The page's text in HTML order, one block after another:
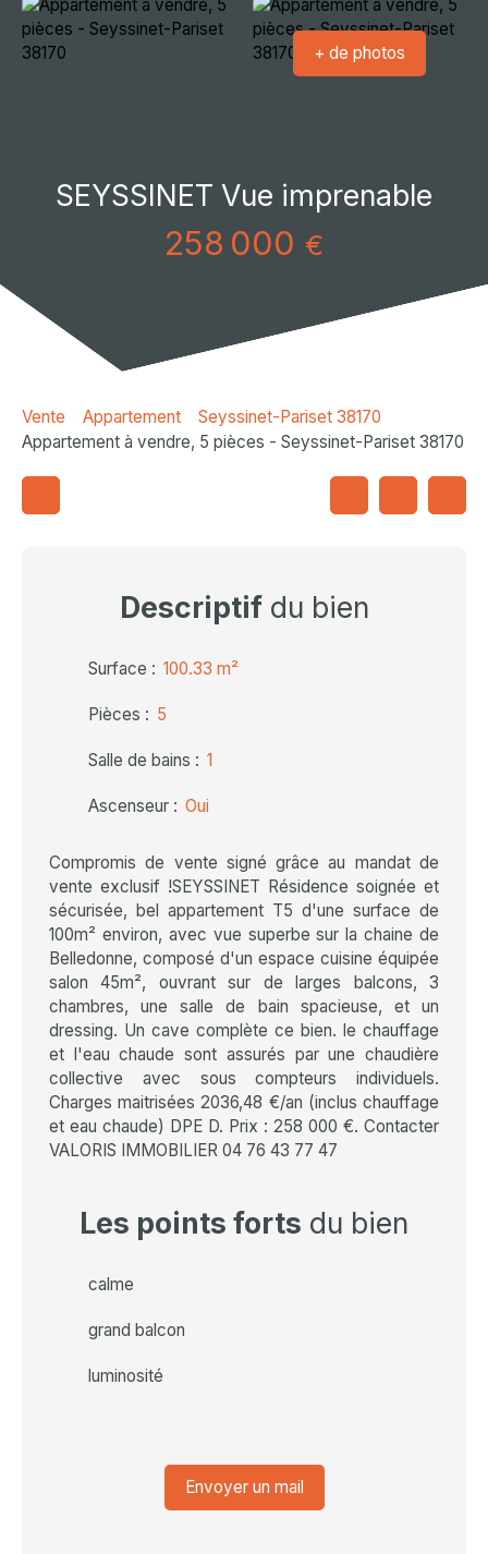
+ de photos
SEYSSINET Vue imprenable
258 000 €
Vente Appartement
Seyssinet-Pariset 38170
Appartement à vendre, 5 pièces - Seyssinet-Pariset 38170
Descriptifdu bien
Surface : 100.33 m²
Pièces : 5
Salle de bains : 1
Ascenseur : Oui
Compromis de vente signé grâce au mandat de
vente exclusif !SEYSSINET Résidence soignée et
sécurisée, bel appartement T5 d'une surface de
100m² environ, avec vue superbe sur la chaine de
Belledonne, composé d'un espace cuisine équipée
salon 45m², ouvrant sur de larges balcons, 3
chambres, une salle de bain spacieuse, et un
dressing. Un cave complète ce bien. le chauffage
et l'eau chaude sont assurés par une chaudière
collective avec sous compteurs individuels.
Charges maitrisées 2036,48 €/an (inclus chauffage
et eau chaude) DPE D. Prix : 258 000 €. Contacter
VALORIS IMMOBILIER 04 76 43 77 47
Les points forts du bien
calme
grand balcon
luminosité
Envoyer un mail